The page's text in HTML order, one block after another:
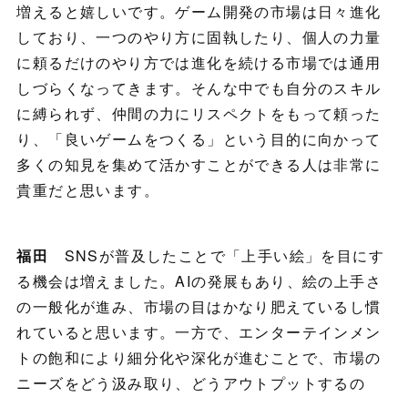
増えると嬉しいです。ゲーム開発の市場は日々進化
しており、一つのやり方に固執したり、個人の力量
に頼るだけのやり方では進化を続ける市場では通用
しづらくなってきます。そんな中でも自分のスキル
に縛られず、仲間の力にリスペクトをもって頼った
り、「良いゲームをつくる」という目的に向かって
多くの知見を集めて活かすことができる人は非常に
貴重だと思います。
福田 SNSが普及したことで「上手い絵」を目にす
る機会は増えました。AIの発展もあり、絵の上手さ
の一般化が進み、市場の目はかなり肥えているし慣
れていると思います。一方で、エンターテインメン
トの飽和により細分化や深化が進むことで、市場の
ニーズをどう汲み取り、どうアウトプットするの